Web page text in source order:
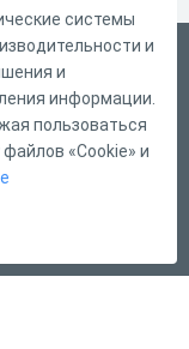
системы
и
и
информации.
пользоваться
«Cookie» и